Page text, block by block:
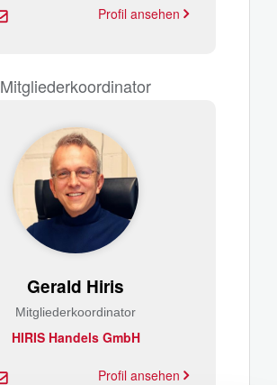
Profil ansehen
Mitgliederkoordinator
Gerald Hiris
Mitgliederkoordinator
HIRIS Handels GmbH
Profil ansehen